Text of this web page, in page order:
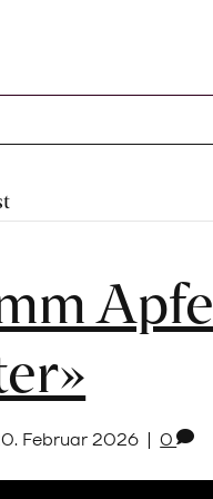
Warenkorb
Februar 2026 | 0